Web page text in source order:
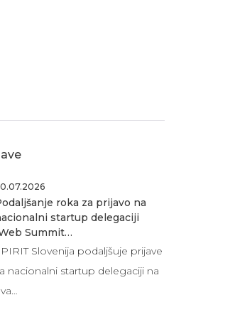
roka za prijavo na
startup delegaciji
Summit…
Slovenija podaljšuje prijave
nacionalni startup delegaciji na